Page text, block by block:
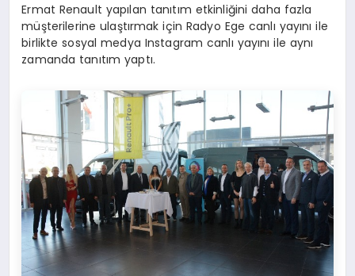
Ermat Renault yapılan tanıtım etkinliğini daha fazla
müşterilerine ulaştırmak için Radyo Ege canlı yayını ile
birlikte sosyal medya Instagram canlı yayını ile aynı
zamanda tanıtım yaptı.